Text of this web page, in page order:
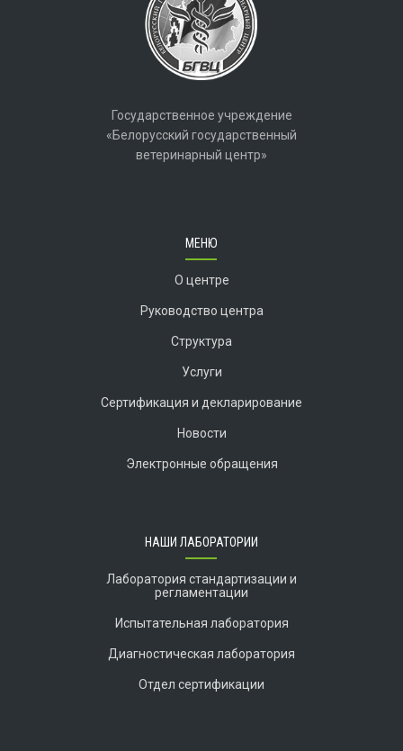
Государственное учреждение
«Белорусский государственный
ветеринарный центр»
МЕНЮ
О центре
Руководство центра
Структура
Услуги
Сертификация и декларирование
Новости
Электронные обращения
НАШИ ЛАБОРАТОРИИ
Лаборатория стандартизации и
регламентации
Испытательная лаборатория
Диагностическая лаборатория
Отдел сертификации